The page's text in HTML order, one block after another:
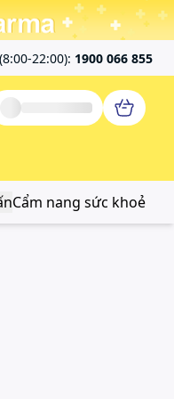
(8:00-22:00): 1900 066 855
Cẩm nang sức khoẻ